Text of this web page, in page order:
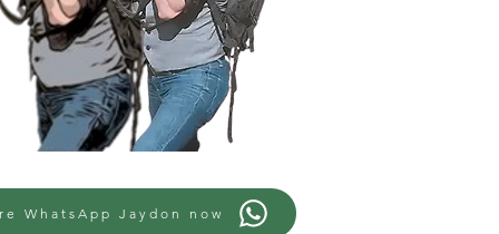
WhatsApp Jaydon now